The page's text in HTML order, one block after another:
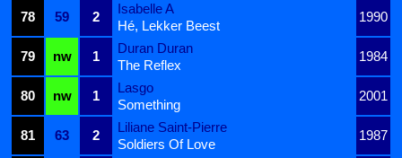
78
59 2
Isabelle A
1990
Hé, Lekker Beest
79
nw 1
Duran Duran
1984
The Reflex
80
nw 1
Lasgo
2001
Something
81
63 2
Liliane Saint-Pierre
1987
Soldiers Of Love